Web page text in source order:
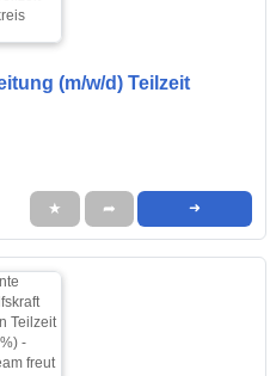
(m/w/d) Teilzeit
★ ➦ ➜